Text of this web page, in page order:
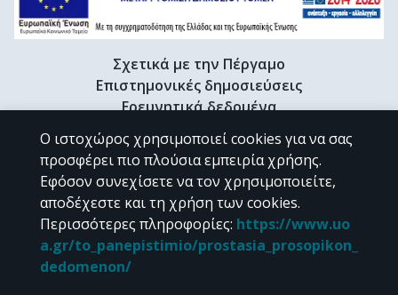
Σχετικά με την Πέργαμο
Επιστημονικές δημοσιεύσεις
Ερευνητικά δεδομένα
Διδακτορικές διατριβές & Γκρίζα βιβλιογραφία
Προφίλ Ερευνητή
CC BY-NC 4.0
Εκτός αν αναφέρεται διαφορετικά, το υλικό της "Περγάμου" διατίθεται
Ο ιστοχώρος χρησιμοποιεί cookies για να σας
προσφέρει πιο πλούσια εμπειρία χρήσης.
Εφόσον συνεχίσετε να τον χρησιμοποιείτε,
αποδέχεστε και τη χρήση των cookies.
Περισσότερες πληροφορίες: https://www.uo
a.gr/to_panepistimio/prostasia_prosopikon_
dedomenon/